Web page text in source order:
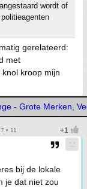
wordt of
gerelateerd:
met
kroop mijn
- Grote Merken,
• 11
bij de lokale
je dat niet zou